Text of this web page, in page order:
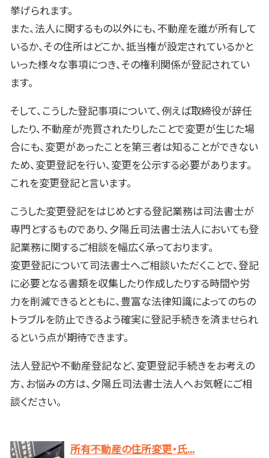
挙げられます。
また、法人に関するもの以外にも、不動産を誰が所有して
いるか、その住所はどこか、抵当権が設定されているかと
いった様々な事項につき、その権利関係が登記されてい
ます。
そして、こうした登記事項について、例えば取締役が辞任
したり、不動産が売買されたりしたことで変更が生じた場
合にも、変更があったことを第三者は知ることができない
ため、変更登記を行い、変更を公示する必要があります。
これを変更登記と言います。
こうした変更登記をはじめとする登記業務は司法書士が
専門とするものであり、夕陽丘司法書士法人においても登
記業務に関するご相談を幅広く承っております。
変更登記について司法書士へご相談いただくことで、登記
に必要となる書類を収集したり作成したりする時間や労
力を削減できるとともに、豊富な法律知識によってのちの
トラブルを防止できるよう確実に登記手続きを済ませられ
るという点が期待できます。
法人登記や不動産登記など、変更登記手続きをお考えの
方、お悩みの方は、夕陽丘司法書士法人へお気軽にご相
談ください。
所有不動産の住所変更・氏...